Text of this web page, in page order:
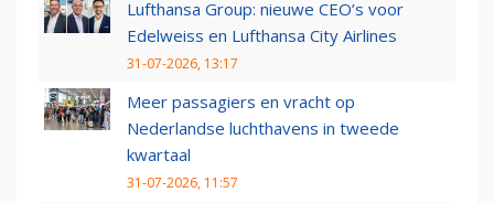
Lufthansa Group: nieuwe CEO’s voor
Edelweiss en Lufthansa City Airlines
31-07-2026, 13:17
Meer passagiers en vracht op
Nederlandse luchthavens in tweede
kwartaal
31-07-2026, 11:57